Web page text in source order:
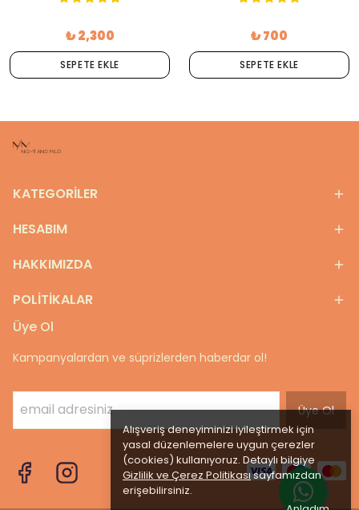
Alışveriş deneyiminizi iyileştirmek için
yasal düzenlemelere uygun çerezler
(cookies) kullanıyoruz. Detaylı bilgiye
Gizlilik ve Çerez Politikasısayfamızdan
erişebilirsiniz.
₺ 2,300
SEPETE EKLE
₺ 700
SEPETE EKLE
KATEGORİLER
HESABIM
HAKKIMIZDA
POLİTİKALAR
Üye Ol
Kampanyalardan ve süprizlerden haberdar ol!
Üye Ol